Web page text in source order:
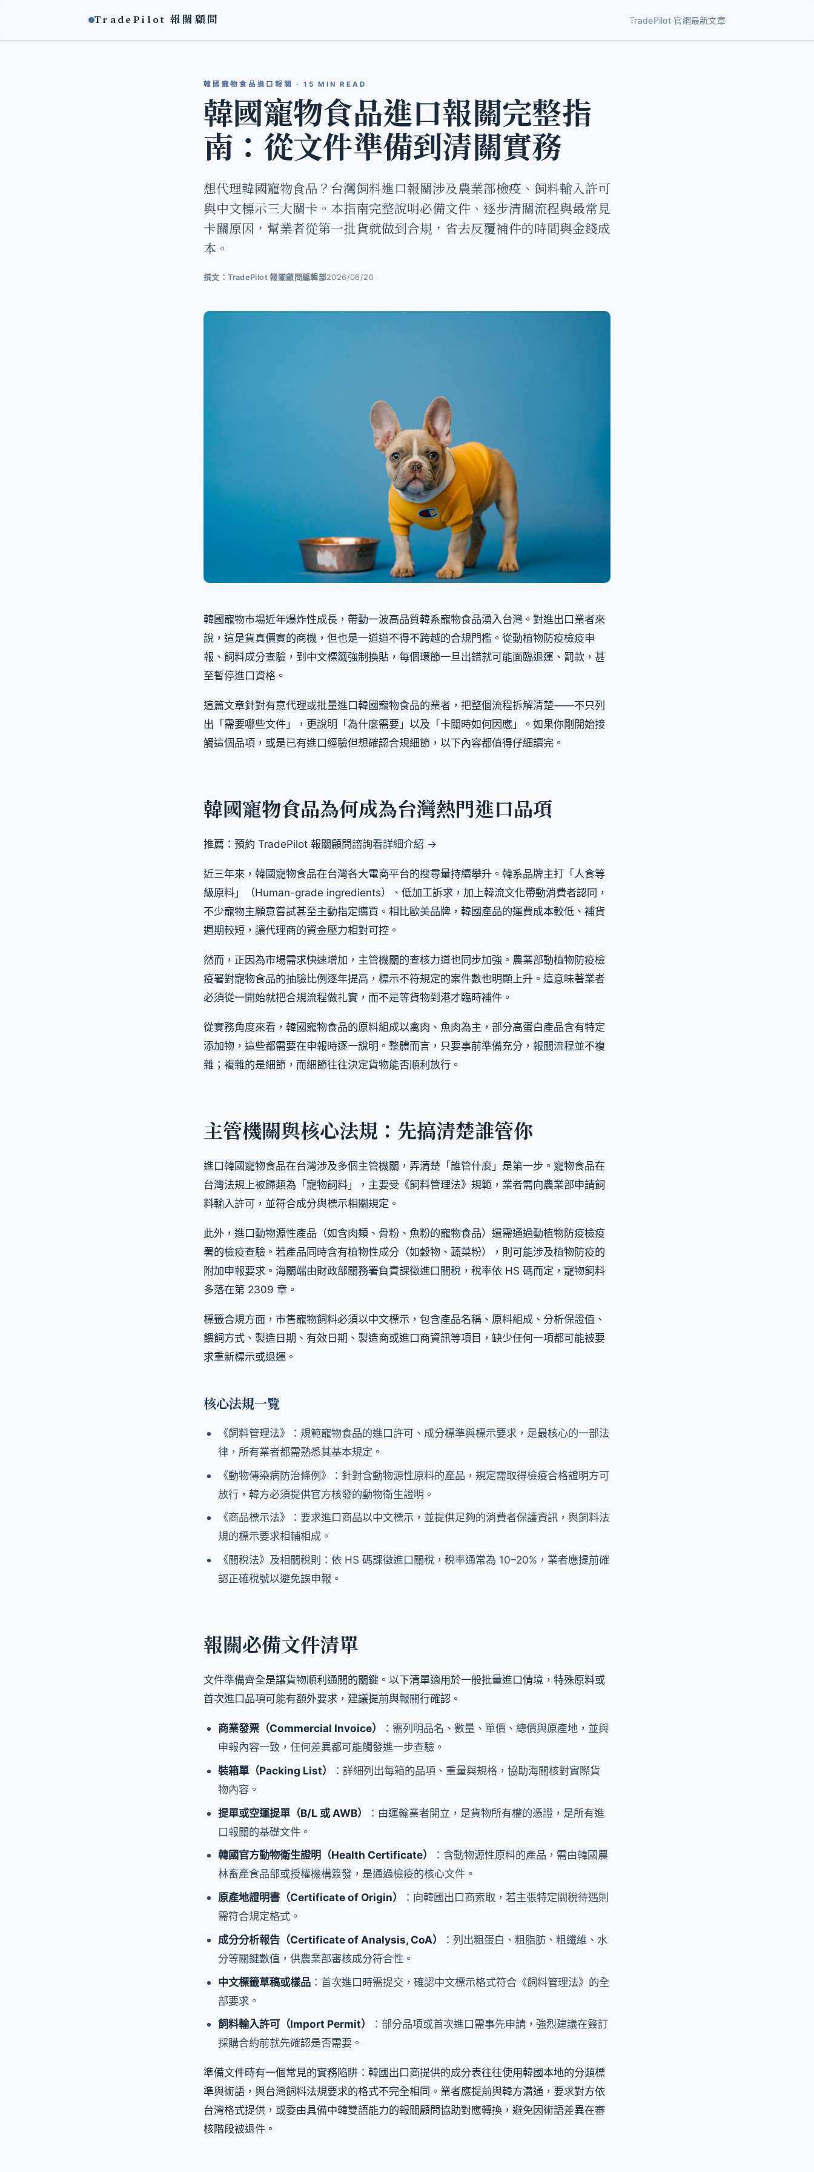
TradePilot 報關顧問 TradePilot 官網最新文章
韓國寵物食品進口報關 · 15 MIN READ
韓國寵物食品進口報關完整指
南：從文件準備到清關實務
想代理韓國寵物食品？台灣飼料進口報關涉及農業部檢疫、飼料輸入許可
與中文標示三大關卡。本指南完整說明必備文件、逐步清關流程與最常見
卡關原因，幫業者從第一批貨就做到合規，省去反覆補件的時間與金錢成
本。
撰文：TradePilot 報關顧問編輯部2026/06/20
韓國寵物市場近年爆炸性成長，帶動一波高品質韓系寵物食品湧入台灣。對進出口業者來
說，這是貨真價實的商機，但也是一道道不得不跨越的合規門檻。從動植物防疫檢疫申
報、飼料成分查驗，到中文標籤強制換貼，每個環節一旦出錯就可能面臨退運、罰款，甚
至暫停進口資格。
這篇文章針對有意代理或批量進口韓國寵物食品的業者，把整個流程拆解清楚——不只列
出「需要哪些文件」，更說明「為什麼需要」以及「卡關時如何因應」。如果你剛開始接
觸這個品項，或是已有進口經驗但想確認合規細節，以下內容都值得仔細讀完。
韓國寵物食品為何成為台灣熱門進口品項
推薦：預約 TradePilot 報關顧問諮詢看詳細介紹 →
近三年來，韓國寵物食品在台灣各大電商平台的搜尋量持續攀升。韓系品牌主打「人食等
級原料」（Human-grade ingredients）、低加工訴求，加上韓流文化帶動消費者認同，
不少寵物主願意嘗試甚至主動指定購買。相比歐美品牌，韓國產品的運費成本較低、補貨
週期較短，讓代理商的資金壓力相對可控。
然而，正因為市場需求快速增加，主管機關的查核力道也同步加強。農業部動植物防疫檢
疫署對寵物食品的抽驗比例逐年提高，標示不符規定的案件數也明顯上升。這意味著業者
必須從一開始就把合規流程做扎實，而不是等貨物到港才臨時補件。
從實務角度來看，韓國寵物食品的原料組成以禽肉、魚肉為主，部分高蛋白產品含有特定
添加物，這些都需要在申報時逐一說明。整體而言，只要事前準備充分， 報關流程並不複
雜；複雜的是細節，而細節往往決定貨物能否順利放行。
主管機關與核心法規：先搞清楚誰管你
進口韓國寵物食品在台灣涉及多個主管機關，弄清楚「誰管什麼」是第一步。寵物食品在
台灣法規上被歸類為「寵物飼料」，主要受《飼料管理法》規範，業者需向農業部申請飼
料輸入許可，並符合成分與標示相關規定。
此外，進口動物源性產品（如含肉類、骨粉、魚粉的寵物食品）還需通過動植物防疫檢疫
署的檢疫查驗。若產品同時含有植物性成分（如穀物、蔬菜粉），則可能涉及植物防疫的
附加申報要求。海關端由財政部關務署負責課徵進口關稅 ，稅率依 HS 碼而定，寵物飼料
多落在第 2309 章。
標籤合規方面，市售寵物飼料必須以中文標示，包含產品名稱、原料組成、分析保證值、
餵飼方式、製造日期、有效日期、製造商或進口商資訊等項目，缺少任何一項都可能被要
求重新標示或退運。
核心法規一覽
《飼料管理法》：規範寵物食品的進口許可、成分標準與標示要求，是最核心的一部法
律，所有業者都需熟悉其基本規定。
《動物傳染病防治條例》：針對含動物源性原料的產品，規定需取得檢疫合格證明方可
放行，韓方必須提供官方核發的動物衛生證明。
《商品標示法》：要求進口商品以中文標示，並提供足夠的消費者保護資訊，與飼料法
規的標示要求相輔相成。
《關稅法》及相關稅則：依 HS 碼課徵進口關稅，稅率通常為 10–20%，業者應提前確
認正確稅號以避免誤申報。
報關必備文件清單
文件準備齊全是讓貨物順利通關的關鍵。以下清單適用於一般批量進口情境，特殊原料或
首次進口品項可能有額外要求，建議提前與報關行確認。
商業發票（Commercial Invoice）
：需列明品名、數量、單價、總價與原產地，並與
申報內容一致，任何差異都可能觸發進一步查驗。
裝箱單（Packing List）
：詳細列出每箱的品項、重量與規格，協助海關核對實際貨
物內容。
提單或空運提單（B/L 或 AWB）
：由運輸業者開立，是貨物所有權的憑證，是所有進
口報關的基礎文件。
韓國官方動物衛生證明（Health Certificate）
：含動物源性原料的產品，需由韓國農
林畜產食品部或授權機構簽發，是通過檢疫的核心文件。
原產地證明書（Certificate of Origin）
：向韓國出口商索取，若主張特定關稅待遇則
需符合規定格式。
成分分析報告（Certificate of Analysis, CoA）
：列出粗蛋白、粗脂肪、粗纖維、水
分等關鍵數值，供農業部審核成分符合性。
中文標籤草稿或樣品 ：首次進口時需提交，確認中文標示格式符合《飼料管理法》的全
部要求。
飼料輸入許可（Import Permit）
：部分品項或首次進口需事先申請，強烈建議在簽訂
採購合約前就先確認是否需要。
準備文件時有一個常見的實務陷阱：韓國出口商提供的成分表往往使用韓國本地的分類標
準與術語，與台灣飼料法規要求的格式不完全相同。業者應提前與韓方溝通，要求對方依
台灣格式提供，或委由具備中韓雙語能力的報關顧問協助對應轉換，避免因術語差異在審
核階段被退件。